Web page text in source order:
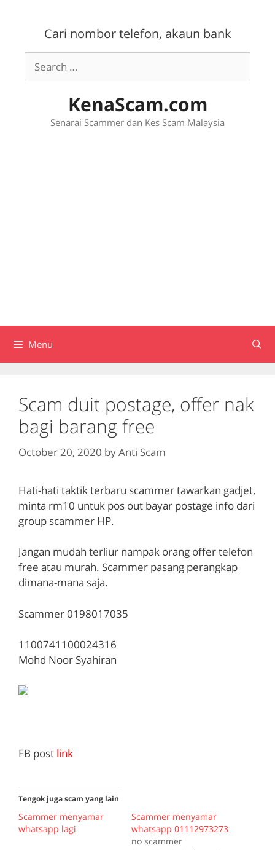
Cari nombor telefon, akaun bank
Search
for:
KenaScam.com
Senarai Scammer dan Kes Scam Malaysia
Menu
Scam duit postage, offer nak
bagi barang free
October 20, 2020 byAnti Scam
Hati-hati taktik terbaru scammer tawarkan gadjet,
minta rm10 untuk pos out bayar postage info dari
group scammer HP.
Jangan mudah terliur nampak orang offer telefon
free atau murah. Scammer pasang perangkap
dimana-mana saja.
Scammer 0198017035
1100741100024316
Mohd Noor Syahiran
FB post link
Tengok juga scam yang lain
Scammer menyamar
whatsapp lagi
Scammer menyamar
whatsapp 01112973273
no scammer